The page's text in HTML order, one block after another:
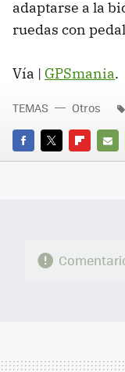
adaptarse a la
ruedas con
Vía | GPSmania.
FACEBOOK
TWITTERFLIPBOARD
E-
TEMAS Otros